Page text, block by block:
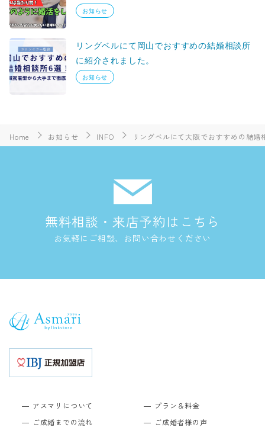
お知らせ
リングベルにて岡山でおすすめの結婚相談所
に紹介されました。
お知らせ
Home お知らせ INFO リングベルにて大阪でおすすめの結
無料相談・来店予約はこちら
お気軽にご相談、お問い合わせください
アスマリについて
ご成婚までの流れ
プラン＆料金
ご成婚者様の声